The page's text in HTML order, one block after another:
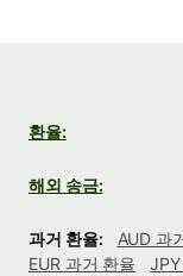
환율:
해외 송금:
과거 환율: AUD 과
EUR 과거 환율